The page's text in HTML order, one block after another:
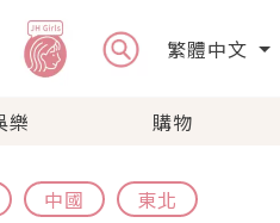
繁體中文
樂 購物
中國 東北